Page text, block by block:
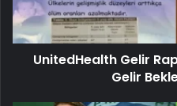
UnitedHealth Gelir
Gelir